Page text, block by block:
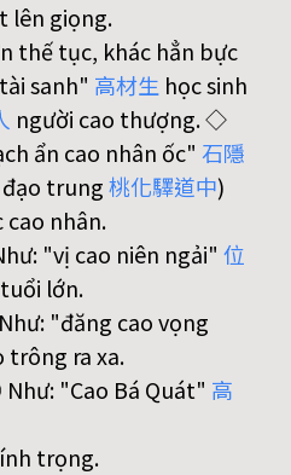
lên giọng.
thế tục, khác hẳn bực
sanh" 高材生 học sinh
người cao thượng. ◇
ẩn cao nhân ốc" 石隱
trung桃化驛道中)
nhân.
"vị cao niên ngải" 位
lớn.
"đăng cao vọng
trông ra xa.
"Cao Bá Quát" 高
trọng.